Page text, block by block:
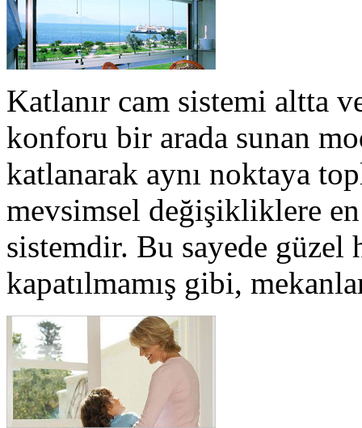
Katlanır cam sistemi altta
konforu bir arada sunan
katlanarak aynı noktaya
mevsimsel değişikliklere
sistemdir. Bu sayede güzel
kapatılmamış gibi,